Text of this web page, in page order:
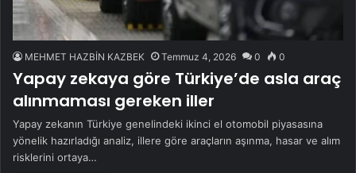
MEHMET HAZBİN KAZBEK Temmuz 4, 2026 0 0
Yapay zekaya göre Türkiye’de asla araç
alınmaması gereken iller
Yapay zekanın Türkiye genelindeki ikinci el otomobil piyasasına
yönelik hazırladığı analiz, illere göre araçların aşınma, hasar ve alım
risklerini ortaya…